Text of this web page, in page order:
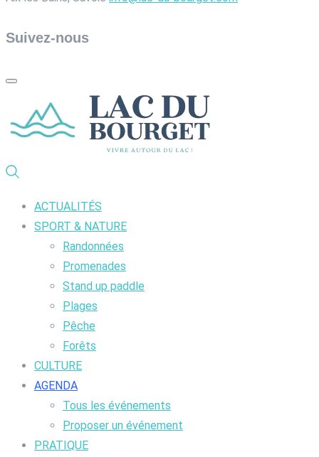
Suivez-nous
ACTUALITÉS
SPORT & NATURE
Randonnées
Promenades
Stand up paddle
Plages
Pêche
Forêts
CULTURE
AGENDA
Tous les événements
Proposer un événement
PRATIQUE